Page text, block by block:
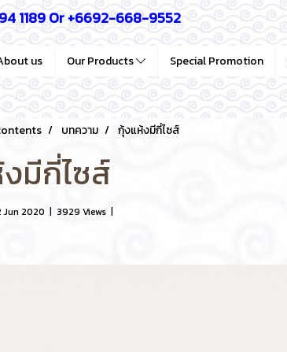
1189 Or +6692-668-9552
us Our Products Special Promotion
บทความ กุ้งแห้งมีกี่ไซส์
มีกี่ไซส์
Jun 2020 | 3929 Views |